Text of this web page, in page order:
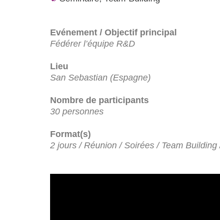
Evénement / Objectif principal
Fédérer l’équipe R&D
Lieu
San Sebastian (Espagne)
Nombre de participants
30 personnes
Format(s)
2 jours / Réunion / Soirées / Team Building